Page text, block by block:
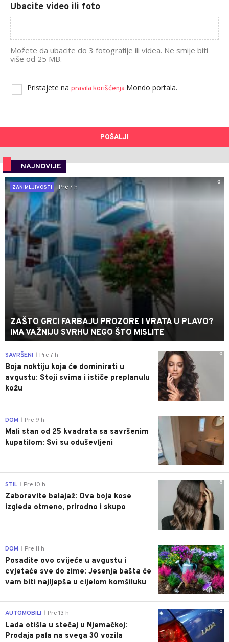
Ubacite video ili foto
Možete da ubacite do 3 fotografije ili videa. Ne smije biti
više od 25 MB.
Pristajete na pravila korišćenja Mondo portala.
POŠALJI
NAJNOVIJE
0
ZANIMLJIVOSTI
Pre 7 h
ZAŠTO GRCI FARBAJU PROZORE I VRATA U PLAVO?
IMA VAŽNIJU SVRHU NEGO ŠTO MISLITE
0
SAVRŠENI Pre 7 h
Boja noktiju koja će dominirati u
avgustu: Stoji svima i ističe preplanulu
kožu
0
DOM Pre 9 h
Mali stan od 25 kvadrata sa savršenim
kupatilom: Svi su oduševljeni
0
STIL Pre 10 h
Zaboravite balajaž: Ova boja kose
izgleda otmeno, prirodno i skupo
0
DOM Pre 11 h
Posadite ovo cvijeće u avgustu i
cvjetaće sve do zime: Jesenja bašta će
vam biti najljepša u cijelom komšiluku
0
AUTOMOBILI Pre 13 h
Lada otišla u stečaj u Njemačkoj:
Prodaja pala na svega 30 vozila